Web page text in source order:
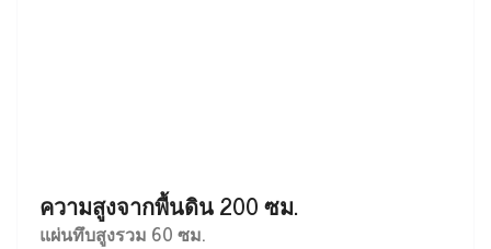
ความสูงจากพื้นดิน 200 ซม.
แผ่นทึบสูงรวม 60 ซม.